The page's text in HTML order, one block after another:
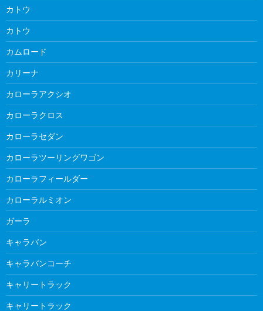
カトウ
カトウ
カムロード
カリーナ
カローラアクシオ
カローラクロス
カローラセダン
カローラツーリングワゴン
カローラフィールダー
カローラルミオン
ガーラ
キャラバン
キャラバンコーチ
キャリートラック
キャリートラック